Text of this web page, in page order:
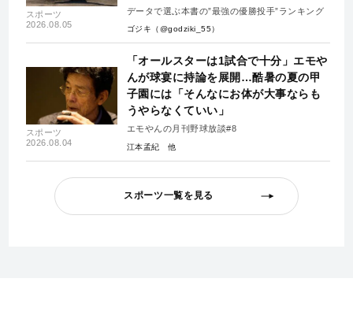
スポーツ
2026.08.05
データで選ぶ本書の”最強の優勝投手”ランキング
ゴジキ（@godziki_55）
スポーツ
2026.08.04
「オールスターは1試合で十分」エモや
んが球宴に持論を展開…酷暑の夏の甲
子園には「そんなにお体が大事ならも
うやらなくていい」
エモやんの月刊野球放談#8
江本孟紀
スポーツ一覧を見る